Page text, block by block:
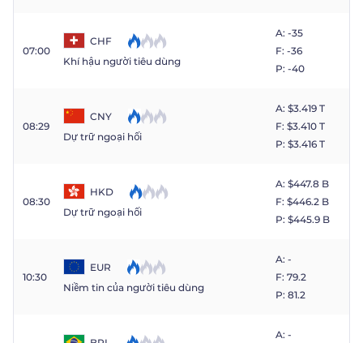
07:00
CHF
Khí hậu người tiêu dùng
A: -35
F: -36
P: -40
08:29
CNY
Dự trữ ngoại hối
A: $​3.419 T
F: $​3.410 T
P: $​3.416 T
08:30
HKD
Dự trữ ngoại hối
A: $​447.8 B
F: $​446.2 B
P: $​445.9 B
10:30
EUR
Niềm tin của người tiêu dùng
A: -
F: 79.2
P: 81.2
A: -